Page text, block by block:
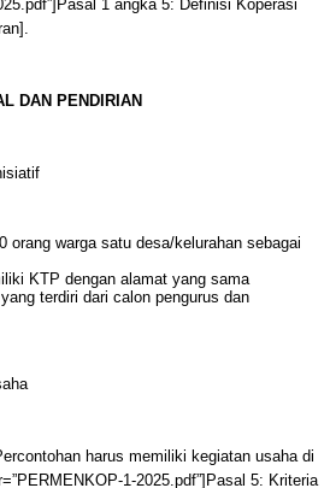
1 angka 5: Definisi Koperasi
DAN PENDIRIAN
orang warga satu desa/kelurahan sebagai
KTP dengan alamat yang sama
terdiri dari calon pengurus dan
harus memiliki kegiatan usaha di
1-2025.pdf”]Pasal 5: Kriteria